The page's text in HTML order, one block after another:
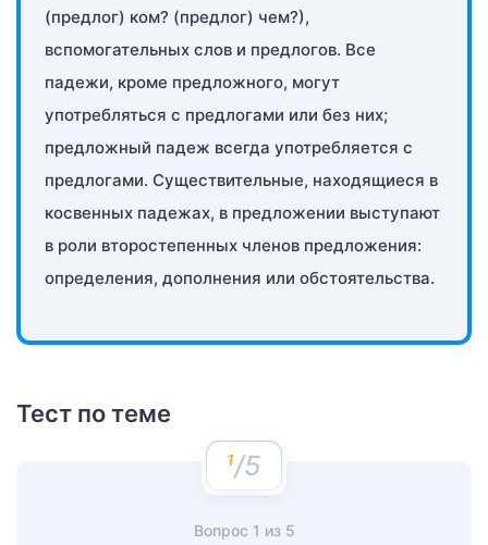
(предлог) ком? (предлог) чем?),
вспомогательных слов и предлогов. Все
падежи, кроме предложного, могут
употребляться с предлогами или без них;
предложный падеж всегда употребляется с
предлогами. Существительные, находящиеся в
косвенных падежах, в предложении выступают
в роли второстепенных членов предложения:
определения, дополнения или обстоятельства.
Тест по теме
/5
Вопрос 1 из 5